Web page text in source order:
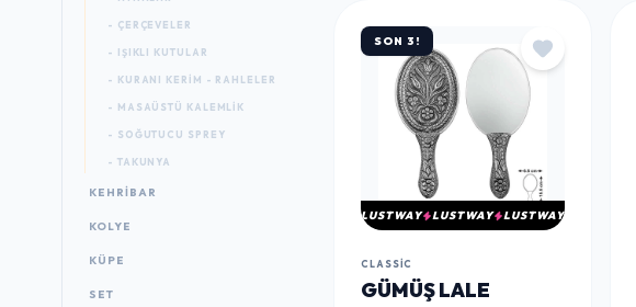
- ÇERÇEVELER
- IŞIKLI KUTULAR
- KURANI KERIM - RAHLELER
- MASAÜSTÜ KALEMLIK
- SOĞUTUCU SPREY
- TAKUNYA
KEHRIBAR
KOLYE
KÜPE
SET
SON 3!
LUSTWAY LUSTWAY LUSTWAY
CLASSIC
GÜMÜŞ LALE